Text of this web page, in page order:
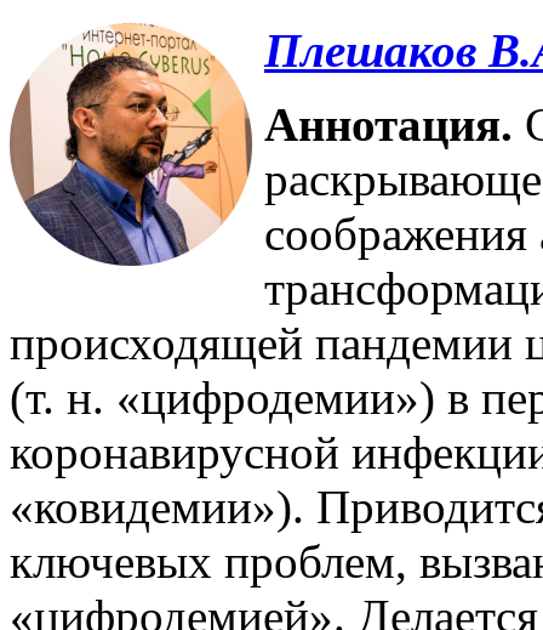
Плешаков
Аннотация.
соображения
происходящей пандемии
(т. н. «цифродемии») в
коронавирусной
«ковидемии»).
ключевых проблем,
«цифродемией».